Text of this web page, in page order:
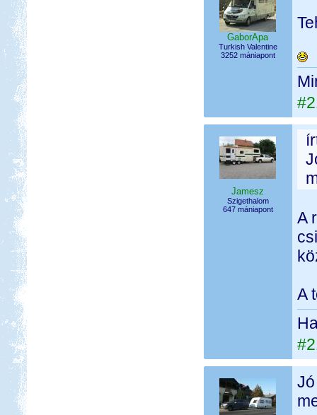
GaborApa
Turkish Valentine
3252 mániapont
Jamesz
Szigethalom
647 mániapont
A
A